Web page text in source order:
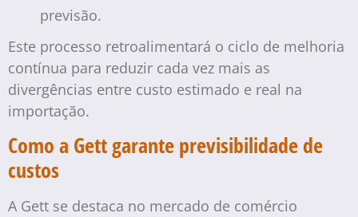
previsão.
Este processo retroalimentará o ciclo de melhoria
contínua para reduzir cada vez mais as
divergências entre custo estimado e real na
importação.
Como a Gett garante previsibilidade de
custos
A Gett se destaca no mercado de comércio